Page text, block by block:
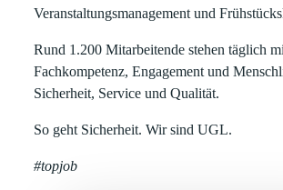
Veranstaltungsmanagement und
Rund 1.200 Mitarbeitende stehen täglich
Fachkompetenz, Engagement und
Sicherheit, Service und Qualität.
So geht Sicherheit. Wir sind UGL.
#topjob